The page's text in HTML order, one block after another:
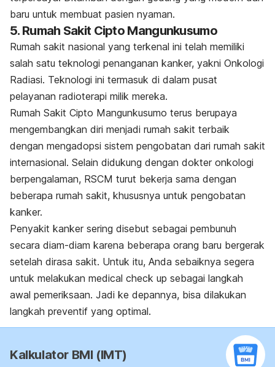
baru untuk membuat pasien nyaman.
5. Rumah Sakit Cipto Mangunkusumo
Rumah sakit nasional yang terkenal ini telah memiliki
salah satu teknologi penanganan kanker, yakni Onkologi
Radiasi. Teknologi ini termasuk di dalam pusat
pelayanan radioterapi milik mereka.
Rumah Sakit Cipto Mangunkusumo terus berupaya
mengembangkan diri menjadi rumah sakit terbaik
dengan mengadopsi sistem pengobatan dari rumah sakit
internasional. Selain didukung dengan dokter onkologi
berpengalaman, RSCM turut bekerja sama dengan
beberapa rumah sakit, khususnya untuk pengobatan
kanker.
Penyakit kanker sering disebut sebagai pembunuh
secara diam-diam karena beberapa orang baru bergerak
setelah dirasa sakit. Untuk itu, Anda sebaiknya segera
untuk melakukan medical check up sebagai langkah
awal pemeriksaan. Jadi ke depannya, bisa dilakukan
langkah preventif yang optimal.
Kalkulator BMI (IMT)